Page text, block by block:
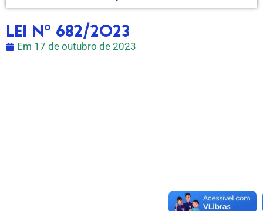
LEI Nº 682/2023
Em 17 de outubro de 2023